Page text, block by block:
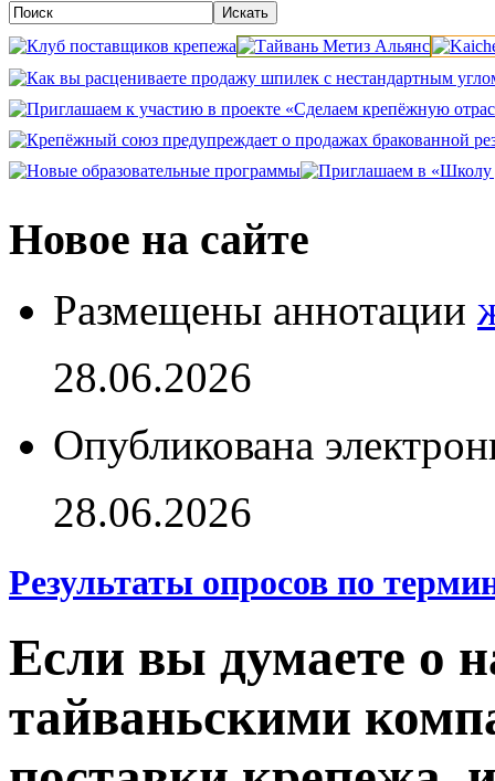
Новое на сайте
Размещены аннотации
28.06.2026
Опубликована
28.06.2026
Результаты опросов по
Если вы думаете о
тайваньскими